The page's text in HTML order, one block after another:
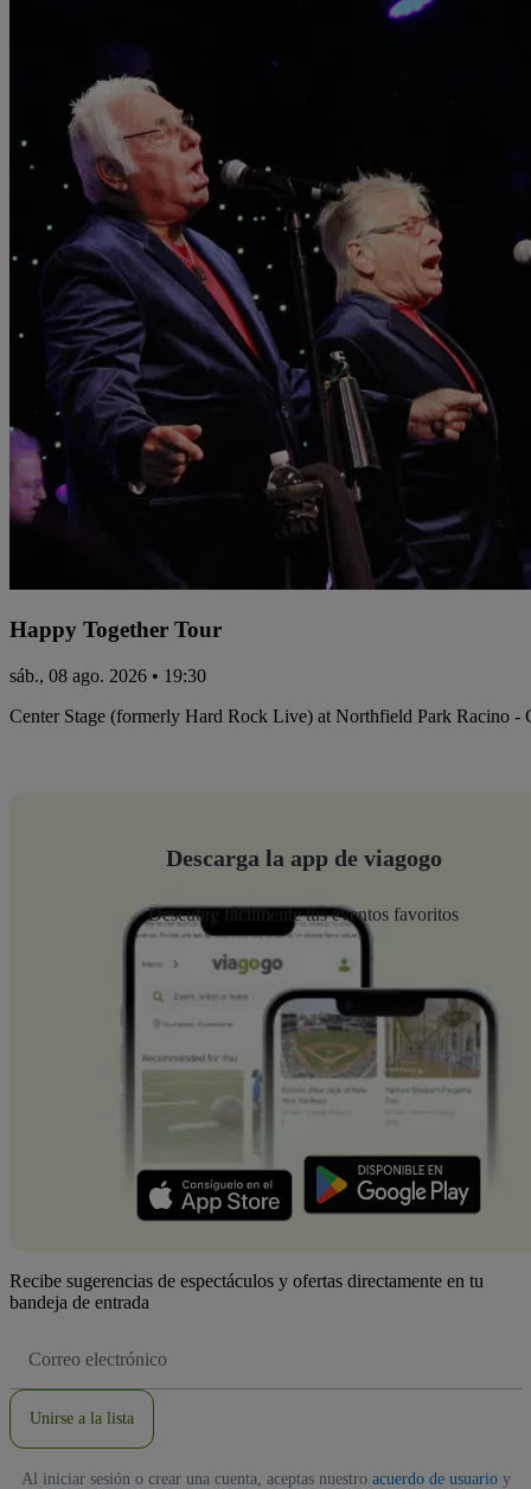
Happy Together Tour
sáb., 08 ago. 2026 • 19:30
Center Stage (formerly Hard Rock Live) at Northfield Park Racino -
Descarga la app de viagogo
Descubre fácilmente tus eventos favoritos
Recibe sugerencias de espectáculos y ofertas directamente en tu
bandeja de entrada
de
Unirse a la lista
Al iniciar sesión o crear una cuenta, aceptas nuestro acuerdo de usuarioy